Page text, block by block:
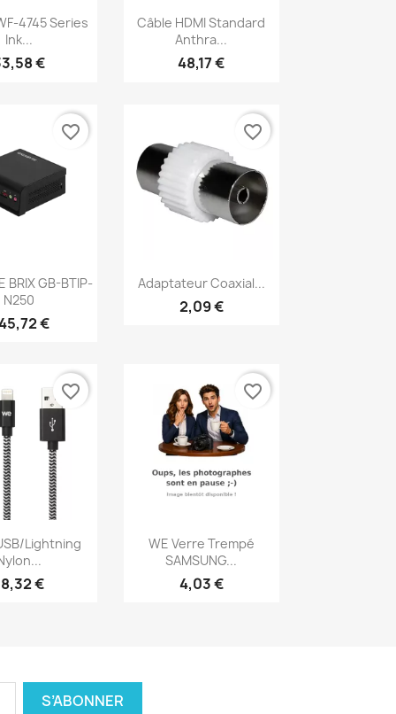
rapide
4745 Series
Ink...
€
Aperçu rapide
Câble HDMI Standard
Anthra...
48,17 €
rapide
BRIX GB-BTIP-
N250
€
favorite_border
Aperçu rapide
Adaptateur Coaxial...
2,09 €
favorite_border
rapide
Lightning
€
favorite_border
Aperçu rapide
WE Verre Trempé
SAMSUNG...
4,03 €
favorite_border